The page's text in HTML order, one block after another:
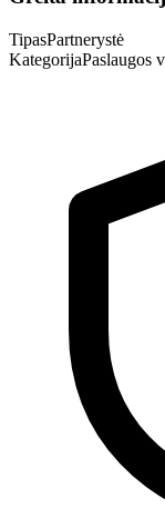
TipasPartnerystė
KategorijaPaslaugos